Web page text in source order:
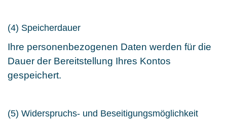
(4) Speicherdauer
Ihre personenbezogenen Daten werden für die
Dauer der Bereitstellung Ihres Kontos
gespeichert.
(5) Widerspruchs- und Beseitigungsmöglichkeit